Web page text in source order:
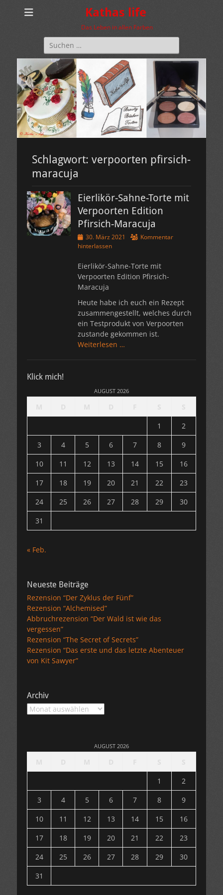
Kathas life
Das Leben in allen Farben
Suchen
nach:
Schlagwort: verpoorten pfirsich-
maracuja
Eierlikör-Sahne-Torte mit
Verpoorten Edition
Pfirsich-Maracuja
Veröffentlicht
am
30. März 2021
Kommentar
hinterlassen
Eierlikör-Sahne-Torte mit
Verpoorten Edition Pfirsich-
Maracuja
Heute habe ich euch ein Rezept
zusammengestellt, welches durch
ein Testprodukt von Verpoorten
zustande gekommen ist.
Weiterlesen …
Klick mich!
AUGUST 2026
1
2
3
4 5 6 7 8
9
10
11 12 13 14 15
16
17
18 19 20 21 22
23
24
25 26 27 28 29
30
31
« Feb.
Neueste Beiträge
Rezension “Der Zyklus der Fünf”
Rezension “Alchemised”
Abbruchrezension “Der Wald ist wie das
vergessen”
Rezension “The Secret of Secrets”
Rezension “Das erste und das letzte Abenteuer
von Kit Sawyer”
Archiv
Archiv
AUGUST 2026
1
2
3
4 5 6 7 8
9
10
11 12 13 14 15
16
17
18 19 20 21 22
23
24
25 26 27 28 29
30
31